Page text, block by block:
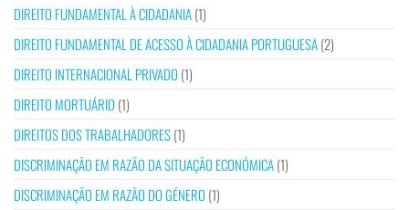
DIREITO FUNDAMENTAL À CIDADANIA(1)
DIREITO FUNDAMENTAL DE ACESSO À CIDADANIA PORTUGUESA(2)
DIREITO INTERNACIONAL PRIVADO (1)
DIREITO MORTUÁRIO (1)
DIREITOS DOS TRABALHADORES(1)
DISCRIMINAÇÃO EM RAZÃO DA SITUAÇÃO ECONÓMICA(1)
DISCRIMINAÇÃO EM RAZÃO DO GÉNERO (1)